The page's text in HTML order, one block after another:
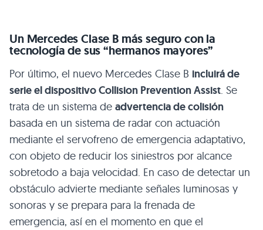
Un Mercedes Clase B más seguro con la
tecnología de sus “hermanos mayores”
Por último, el nuevo Mercedes Clase B incluirá de
serie el dispositivo Collision Prevention Assist. Se
trata de un sistema de advertencia de colisión
basada en un sistema de radar con actuación
mediante el servofreno de emergencia adaptativo,
con objeto de reducir los siniestros por alcance
sobretodo a baja velocidad. En caso de detectar un
obstáculo advierte mediante señales luminosas y
sonoras y se prepara para la frenada de
emergencia, así en el momento en que el